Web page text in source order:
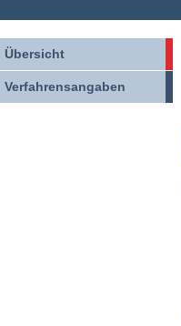
Übersicht
Verfahrensangaben